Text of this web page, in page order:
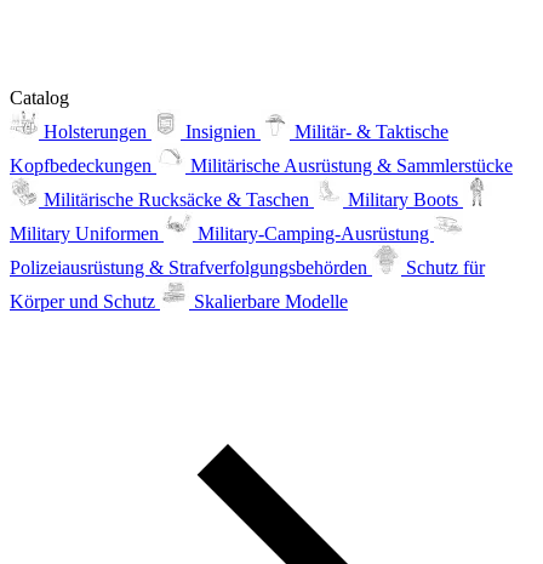
Catalog
Holsterungen
Insignien
Militär- & Taktische
Kopfbedeckungen
Militärische Ausrüstung & Sammlerstücke
Militärische Rucksäcke & Taschen
Military Boots
Military Uniformen
Military-Camping-Ausrüstung
Polizeiausrüstung & Strafverfolgungsbehörden
Schutz für
Körper und Schutz
Skalierbare Modelle